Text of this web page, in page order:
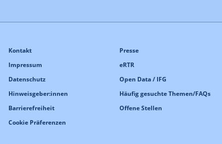
Kontakt
Impressum
Datenschutz
Hinweisgeber:innen
Barrierefreiheit
Cookie Präferenzen
Presse
eRTR
Open Data / IFG
Häufig gesuchte Themen/FAQs
Offene Stellen